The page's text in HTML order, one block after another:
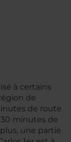
à certains
de
de route
minutes de
une partie